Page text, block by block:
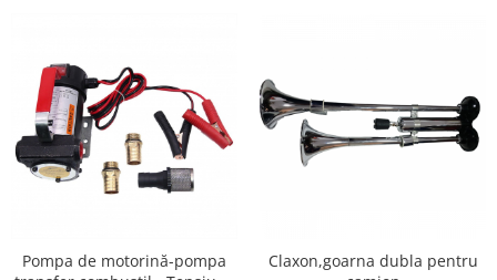
Pompa de motorină-pompa
Claxon,goarna dubla pentru